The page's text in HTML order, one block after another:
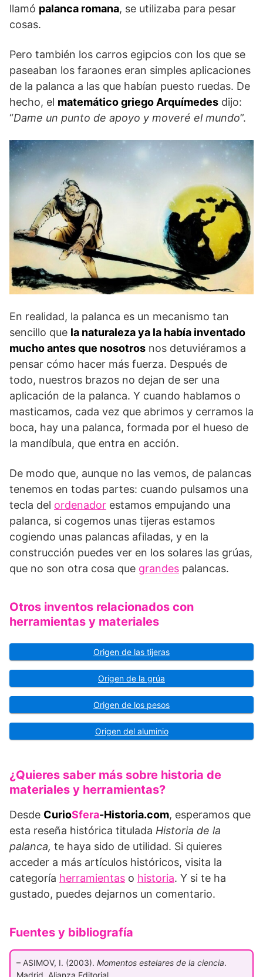
llamó palanca romana, se utilizaba para pesar
cosas.
Pero también los carros egipcios con los que se
paseaban los faraones eran simples aplicaciones
de la palanca a las que habían puesto ruedas. De
hecho, el matemático griego Arquímedes dijo:
“Dame un punto de apoyo y moveré el mundo”.
En realidad, la palanca es un mecanismo tan
sencillo que la naturaleza ya la había inventado
mucho antes que nosotros nos detuviéramos a
pensar cómo hacer más fuerza. Después de
todo, nuestros brazos no dejan de ser una
aplicación de la palanca. Y cuando hablamos o
masticamos, cada vez que abrimos y cerramos la
boca, hay una palanca, formada por el hueso de
la mandíbula, que entra en acción.
De modo que, aunque no las vemos, de palancas
tenemos en todas partes: cuando pulsamos una
tecla del ordenador estamos empujando una
palanca, si cogemos unas tijeras estamos
cogiendo unas palancas afiladas, y en la
construcción puedes ver en los solares las grúas,
que no son otra cosa que grandes palancas.
Otros inventos relacionados con
herramientas y materiales
Origen de las tijeras
Origen de la grúa
Origen de los pesos
Origen del aluminio
¿Quieres saber más sobre historia de
materiales y herramientas?
Desde CurioSfera-Historia.com, esperamos que
esta reseña histórica titulada Historia de la
palanca, te haya sido de utilidad. Si quieres
acceder a más artículos históricos, visita la
categoría herramientas o historia. Y si te ha
gustado, puedes dejarnos un comentario.
Fuentes y bibliografía
– ASIMOV, I. (2003). Momentos estelares de la ciencia.
Madrid. Alianza Editorial.